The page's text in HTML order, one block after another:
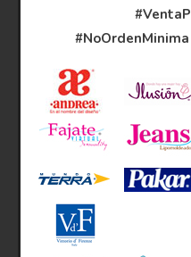
#NoOrdenMinima